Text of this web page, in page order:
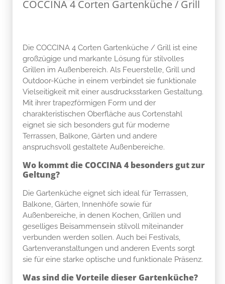
COCCINA 4 Corten Gartenküche / Grill
Die COCCINA 4 Corten Gartenküche / Grill ist eine
großzügige und markante Lösung für stilvolles
Grillen im Außenbereich. Als Feuerstelle, Grill und
Outdoor-Küche in einem verbindet sie funktionale
Vielseitigkeit mit einer ausdrucksstarken Gestaltung.
Mit ihrer trapezförmigen Form und der
charakteristischen Oberfläche aus Cortenstahl
eignet sie sich besonders gut für moderne
Terrassen, Balkone, Gärten und andere
anspruchsvoll gestaltete Außenbereiche.
Wo kommt die COCCINA 4 besonders gut zur
Geltung?
Die Gartenküche eignet sich ideal für Terrassen,
Balkone, Gärten, Innenhöfe sowie für
Außenbereiche, in denen Kochen, Grillen und
geselliges Beisammensein stilvoll miteinander
verbunden werden sollen. Auch bei Festivals,
Gartenveranstaltungen und anderen Events sorgt
sie für eine starke optische und funktionale Präsenz.
Was sind die Vorteile dieser Gartenküche?